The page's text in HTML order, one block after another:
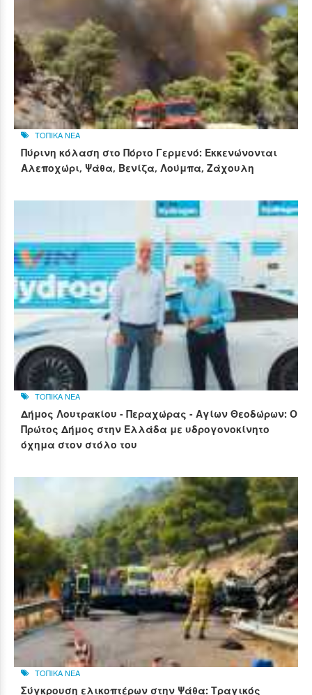
ΤΟΠΙΚΑ ΝΕΑ
Πύρινη κόλαση στο Πόρτο Γερμενό: Εκκενώνονται
Αλεποχώρι, Ψάθα, Βενίζα, Λούμπα, Ζάχουλη
ΤΟΠΙΚΑ ΝΕΑ
Δήμος Λουτρακίου - Περαχώρας - Αγίων Θεοδώρων: Ο
Πρώτος Δήμος στην Ελλάδα με υδρογονοκίνητο
όχημα στον στόλο του
ΤΟΠΙΚΑ ΝΕΑ
Σύγκρουση ελικοπτέρων στην Ψάθα: Τραγικός